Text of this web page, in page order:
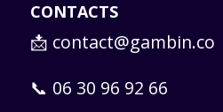
CONTACTS
📩 contact@gambin.co
📞 06 30 96 92 66